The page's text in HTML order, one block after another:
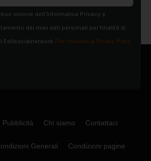
visione dell'Informativa Privacy e
dei miei dati personali per finalità di
Edilsocialnetwork (Per visionare la Privacy Policy
Pubblicità Chi siamo Contattaci
Generali Condizioni pagine